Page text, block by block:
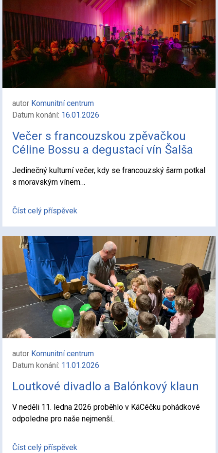
autor Komunitní centrum
Datum konání: 16.01.2026
Večer s francouzskou zpěvačkou
Céline Bossu a degustací vín Šalša
Jedinečný kulturní večer, kdy se francouzský šarm potkal
s moravským vínem…
Číst celý příspěvek
autor Komunitní centrum
Datum konání: 11.01.2026
Loutkové divadlo a Balónkový klaun
V neděli 11. ledna 2026 proběhlo v KáCéčku pohádkové
odpoledne pro naše nejmenší..
Číst celý příspěvek